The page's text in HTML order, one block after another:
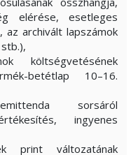
elérése, esetleges
archivált lapszámok
költségvetésének
betétlap 10–16.
sorsáról
ingyenes
print változatának